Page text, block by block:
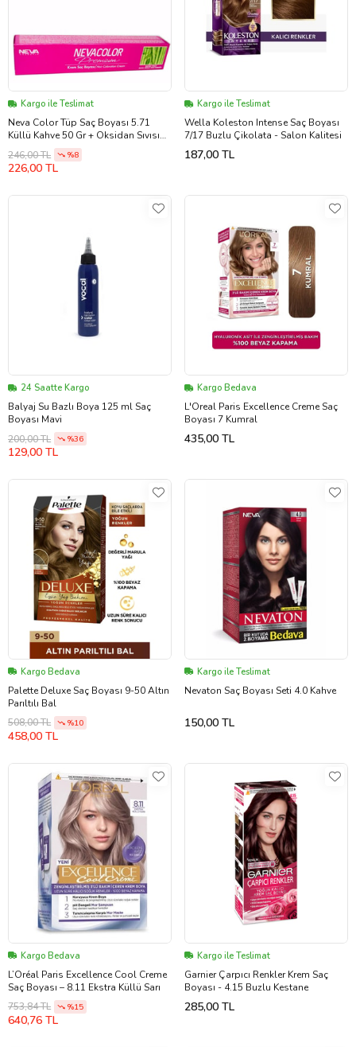
Kargo ile Teslimat
Neva Color Tüp Saç Boyası 5.71
Küllü Kahve 50 Gr + Oksidan Sıvısı
50 Ml
246,00 TL %8
226,00 TL
Kargo ile Teslimat
Wella Koleston Intense Saç Boyası
7/17 Buzlu Çikolata - Salon Kalitesi
187,00 TL
24 Saatte Kargo
Balyaj Su Bazlı Boya 125 ml Saç
Boyası Mavi
200,00 TL
%36
129,00 TL
Kargo Bedava
L'Oreal Paris Excellence Creme Saç
Boyası 7 Kumral
435,00 TL
Kargo Bedava
Palette Deluxe Saç Boyası 9-50 Altın
Parıltılı Bal
508,00 TL
%10
458,00 TL
Kargo ile Teslimat
Nevaton Saç Boyası Seti 4.0 Kahve
150,00 TL
Kargo Bedava
L’Oréal Paris Excellence Cool Creme
Saç Boyası – 8.11 Ekstra Küllü Sarı
753,84 TL
%15
640,76 TL
Kargo ile Teslimat
Garnier Çarpıcı Renkler Krem Saç
Boyası - 4.15 Buzlu Kestane
285,00 TL